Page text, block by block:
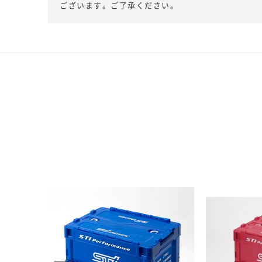
ございます。ご了承ください。